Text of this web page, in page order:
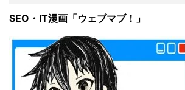
SEO・IT漫画「ウェブマブ！」